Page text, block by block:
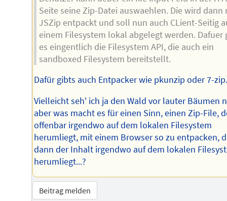
Seite seine Zip-Datei auswaehlen. Die wird dann
JSZip entpackt und soll nun auch CLient-Seitig
einem Filesystem lokal abgelegt werden. Dafuer
es eingentlich die Filesystem API, die auch ein
sandboxed Filesystem bereitstellt.
Dafür gibts auch Entpacker wie pkunzip oder 7-
Vielleicht seh' ich ja den Wald vor lauter Bäumen
aber was macht es für einen Sinn, einen Zip-File,
offenbar irgendwo auf dem lokalen Filesystem
herumliegt, mit einem Browser so zu entpacken,
dann der Inhalt irgendwo auf dem lokalen
herumliegt...?
Beitrag melden